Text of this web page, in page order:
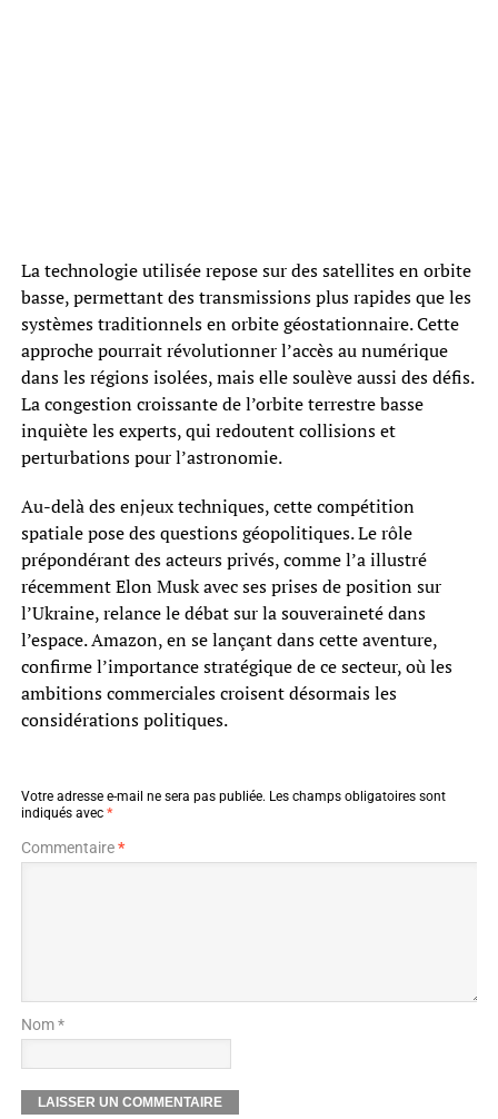
La technologie utilisée repose sur des satellites en orbite
basse, permettant des transmissions plus rapides que les
systèmes traditionnels en orbite géostationnaire. Cette
approche pourrait révolutionner l’accès au numérique
dans les régions isolées, mais elle soulève aussi des défis.
La congestion croissante de l’orbite terrestre basse
inquiète les experts, qui redoutent collisions et
perturbations pour l’astronomie.
Au-delà des enjeux techniques, cette compétition
spatiale pose des questions géopolitiques. Le rôle
prépondérant des acteurs privés, comme l’a illustré
récemment Elon Musk avec ses prises de position sur
l’Ukraine, relance le débat sur la souveraineté dans
l’espace. Amazon, en se lançant dans cette aventure,
confirme l’importance stratégique de ce secteur, où les
ambitions commerciales croisent désormais les
considérations politiques.
Votre adresse e-mail ne sera pas publiée. Les champs obligatoires sont
indiqués avec *
Commentaire*
Nom *